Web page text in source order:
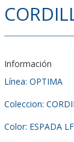
Información
Línea: OPTIMA
Coleccion:
Color: ESPADA LF